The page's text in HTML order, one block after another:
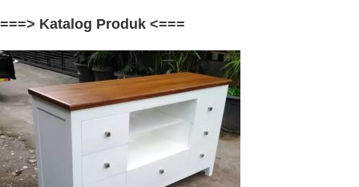
===> Katalog Produk <===